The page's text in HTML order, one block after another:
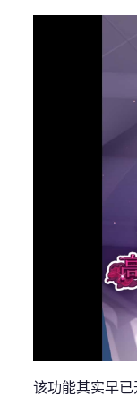
该功能其实早已